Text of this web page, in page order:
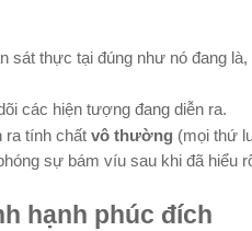
sát thực tại đúng như nó đang
các hiện tượng đang diễn ra.
ra tính chất vô thường (mọi thứ
sự bám víu sau khi đã hiểu
hạnh phúc đích